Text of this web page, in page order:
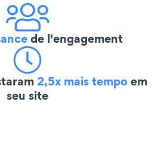
de l'engagement
2,5x mais tempoem
seu site